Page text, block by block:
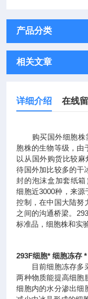
产品分类
相关文章
详细介绍 在线
购买国外细胞株
胞株的生物等级，由
以从国外购货比较
待国外加比较多的干
封的泡沫盒加套纸箱
细胞近3000种，来
控制，在中国大陆努
之间的沟通桥梁。
标准品，细胞株和实
293F细胞* 细胞冻存 *
目前细胞冻存多采
两种物质能提高细胞
细胞内的水分渗出细